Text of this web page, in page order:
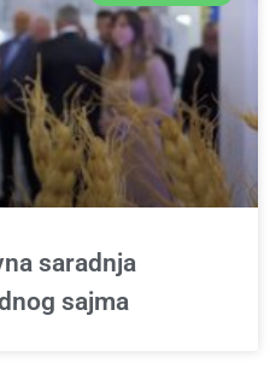
saradnja
sajma